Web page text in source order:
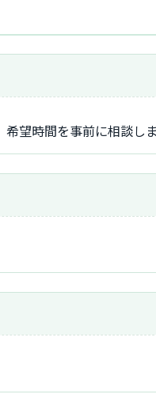
望時間を事前に相談しま